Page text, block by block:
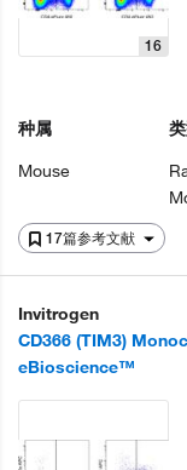
17篇参考文献
16
种属
Mouse
Invitrogen
CD366 (TIM3)
eBioscience™